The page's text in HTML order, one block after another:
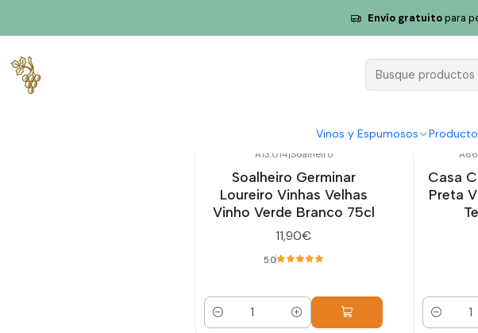
Vinos y Espumosos
Envío gratuitopara
A13.014|Soalheiro
Soalheiro Germinar
Loureiro Vinhas Velhas
Vinho Verde Branco 75cl
11,90€
5.0
Cantidad
Casa
Preta
Cantidad